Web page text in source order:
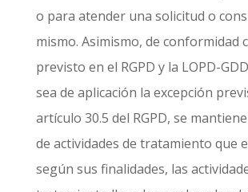
o para atender una solicitud o
mismo. Asimismo, de conformidad
previsto en el RGPD y la LOPD-
sea de aplicación la excepción
artículo 30.5 del RGPD, se
de actividades de tratamiento que
según sus finalidades, las